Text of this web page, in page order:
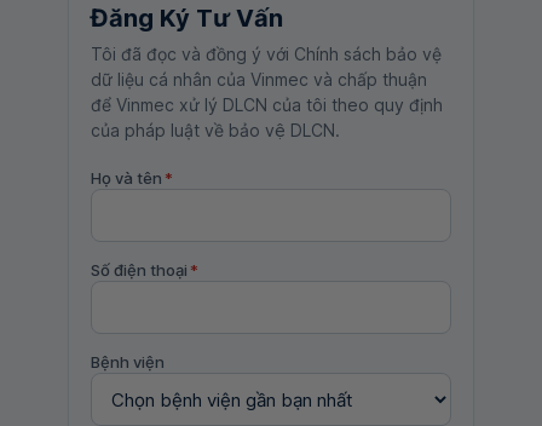
Đăng Ký Tư Vấn
Tôi đã đọc và đồng ý với Chính sách bảo vệ
dữ liệu cá nhân của Vinmec và chấp thuận
để Vinmec xử lý DLCN của tôi theo quy định
của pháp luật về bảo vệ DLCN.
Họ và tên *
Số điện thoại *
Bệnh viện